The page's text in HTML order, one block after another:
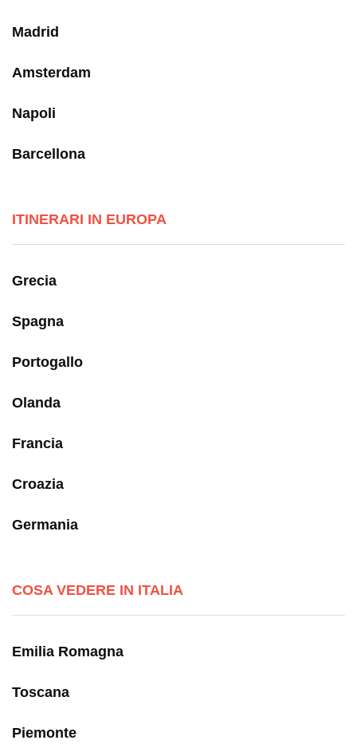
Madrid
Amsterdam
Napoli
Barcellona
ITINERARI IN EUROPA
Grecia
Spagna
Portogallo
Olanda
Francia
Croazia
Germania
COSA VEDERE IN ITALIA
Emilia Romagna
Toscana
Piemonte